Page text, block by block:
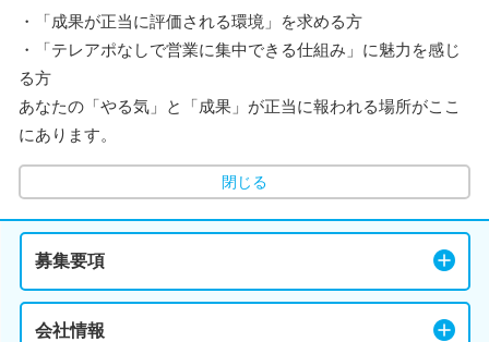
・「成果が正当に評価される環境」を求める方
・「テレアポなしで営業に集中できる仕組み」に魅力を感じ
る方
あなたの「やる気」と「成果」が正当に報われる場所がここ
にあります。
閉じる
募集要項
会社情報